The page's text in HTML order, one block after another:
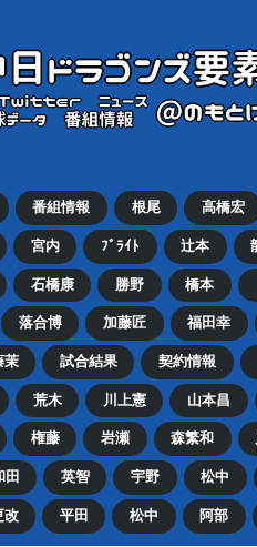
番組情報 根尾 高橋宏
宮内 ﾌﾞﾗｲﾄ 辻本
石橋康 勝野 橋本
落合博 加藤匠 福田幸
茉 試合結果 契約情報
荒木 川上憲 山本昌
権藤 岩瀬 森繁和
田 英智 宇野 松中
改 平田 松中 阿部